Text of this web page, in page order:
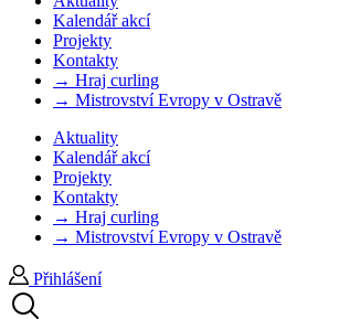
Kalendář akcí
Projekty
Kontakty
→ Hraj curling
→ Mistrovství Evropy v Ostravě
Aktuality
Kalendář akcí
Projekty
Kontakty
→ Hraj curling
→ Mistrovství Evropy v Ostravě
Přihlášení